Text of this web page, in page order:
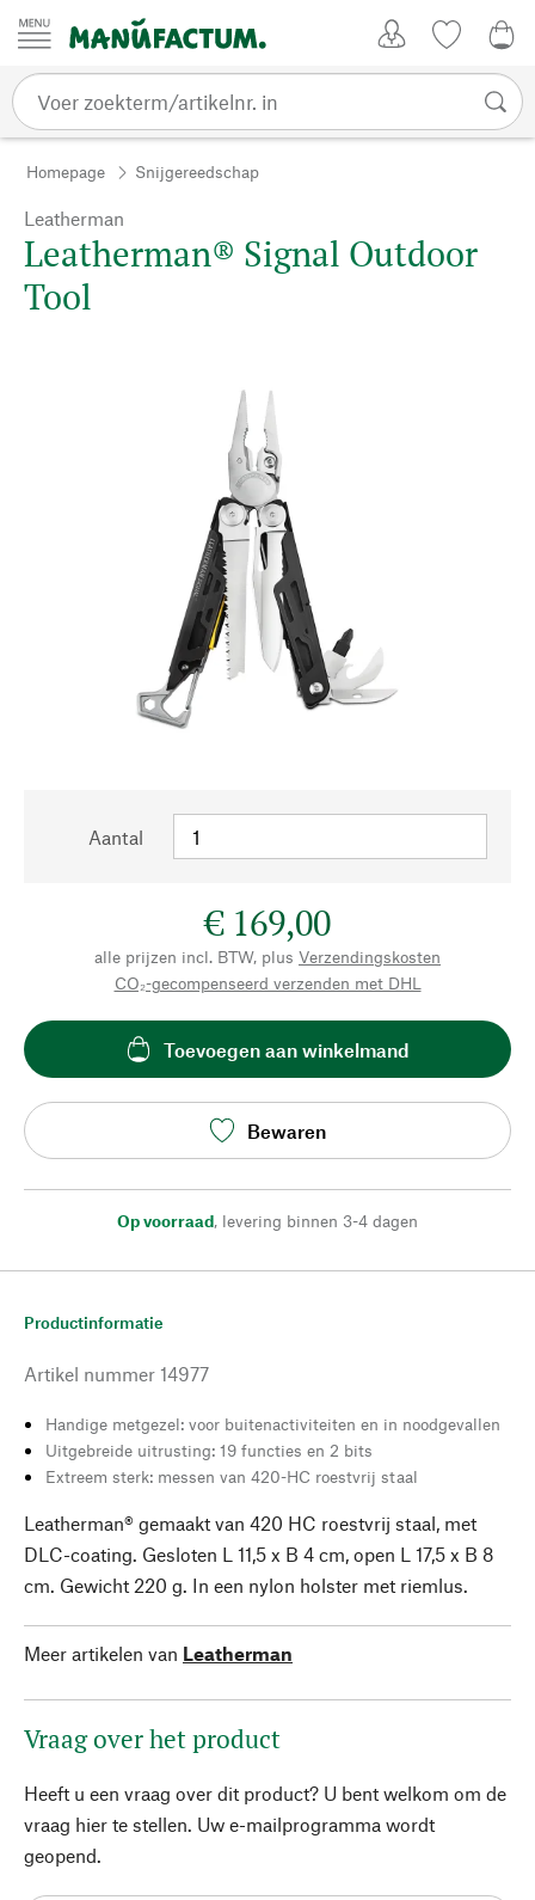
Passer au contenu
Homepage Snijgereedschap
Leatherman
Leatherman® Signal Outdoor
Tool
Aantal
€ 169,00
alle prijzen incl. BTW, plus Verzendingskosten
CO₂-gecompenseerd verzenden met DHL
Toevoegen aan winkelmand
Bewaren
Op voorraad, levering binnen 3-4 dagen
Productinformatie
Artikel nummer 14977
Handige metgezel: voor buitenactiviteiten en in noodgevallen
Uitgebreide uitrusting: 19 functies en 2 bits
Extreem sterk: messen van 420-HC roestvrij staal
Leatherman® gemaakt van 420 HC roestvrij staal, met
DLC-coating. Gesloten L 11,5 x B 4 cm, open L 17,5 x B 8
cm. Gewicht 220 g. In een nylon holster met riemlus.
Meer artikelen van Leatherman
Vraag over het product
Heeft u een vraag over dit product? U bent welkom om de
vraag hier te stellen. Uw e-mailprogramma wordt
geopend.